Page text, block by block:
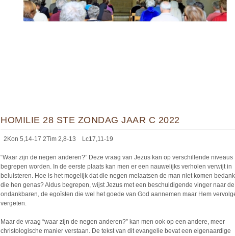
HOMILIE 28 STE ZONDAG JAAR C 2022
2Kon 5,14-17 2Tim 2,8-13 Lc17,11-19
“Waar zijn de negen anderen?” Deze vraag van Jezus kan op verschillende niveaus
begrepen worden. In de eerste plaats kan men er een nauwelijks verholen verwijt in
beluisteren. Hoe is het mogelijk dat die negen melaatsen de man niet komen
die hen genas? Aldus begrepen, wijst Jezus met een beschuldigende vinger naar de
ondankbaren, de egoïsten die wel het goede van God aannemen maar Hem
vergeten.
Maar de vraag “waar zijn de negen anderen?” kan men ook op een andere, meer
christologische manier verstaan. De tekst van dit evangelie bevat een eigenaardige